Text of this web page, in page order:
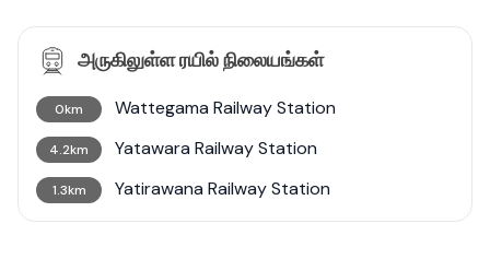
அருகிலுள்ள ரயில் நிலையங்கள்
0km Wattegama Railway Station
4.2km Yatawara Railway Station
1.3km Yatirawana Railway Station